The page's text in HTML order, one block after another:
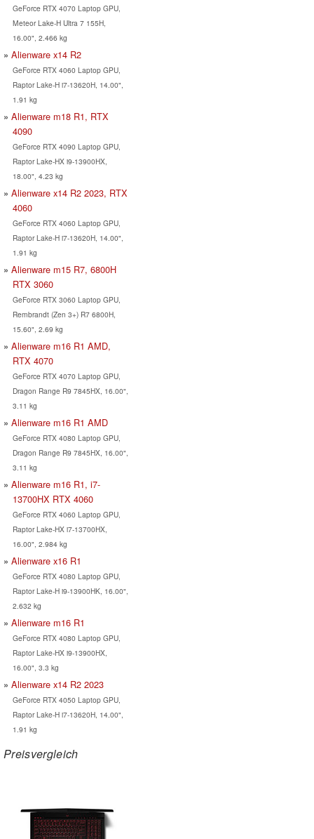
GeForce RTX 4070 Laptop GPU,
Meteor Lake-H Ultra 7 155H,
16.00", 2.466 kg
Alienware x14 R2
GeForce RTX 4060 Laptop GPU,
Raptor Lake-H i7-13620H, 14.00",
1.91 kg
Alienware m18 R1, RTX
4090
GeForce RTX 4090 Laptop GPU,
Raptor Lake-HX i9-13900HX,
18.00", 4.23 kg
Alienware x14 R2 2023, RTX
4060
GeForce RTX 4060 Laptop GPU,
Raptor Lake-H i7-13620H, 14.00",
1.91 kg
Alienware m15 R7, 6800H
RTX 3060
GeForce RTX 3060 Laptop GPU,
Rembrandt (Zen 3+) R7 6800H,
15.60", 2.69 kg
Alienware m16 R1 AMD,
RTX 4070
GeForce RTX 4070 Laptop GPU,
Dragon Range R9 7845HX, 16.00",
3.11 kg
Alienware m16 R1 AMD
GeForce RTX 4080 Laptop GPU,
Dragon Range R9 7845HX, 16.00",
3.11 kg
Alienware m16 R1, i7-
13700HX RTX 4060
GeForce RTX 4060 Laptop GPU,
Raptor Lake-HX i7-13700HX,
16.00", 2.984 kg
Alienware x16 R1
GeForce RTX 4080 Laptop GPU,
Raptor Lake-H i9-13900HK, 16.00",
2.632 kg
Alienware m16 R1
GeForce RTX 4080 Laptop GPU,
Raptor Lake-HX i9-13900HX,
16.00", 3.3 kg
Alienware x14 R2 2023
GeForce RTX 4050 Laptop GPU,
Raptor Lake-H i7-13620H, 14.00",
1.91 kg
Preisvergleich